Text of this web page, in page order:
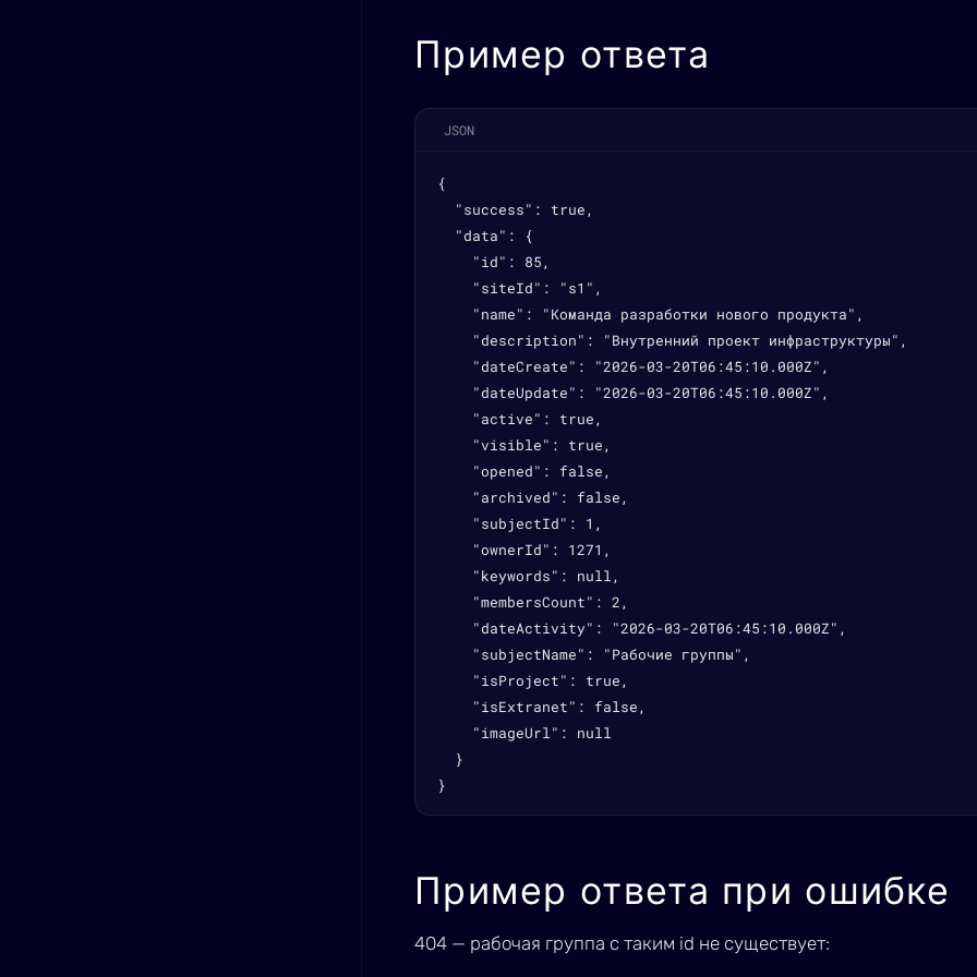
Пример ответа
JSON
{
  "success": true,
  "data": {
    "id": 85,
    "siteId": "s1",
    "name": "Команда разработки нового продукта",
    "description": "Внутренний проект инфраструктуры",
    "dateCreate": "2026-03-20T06:45:10.000Z",
    "dateUpdate": "2026-03-20T06:45:10.000Z",
    "active": true,
    "visible": true,
    "opened": false,
    "archived": false,
    "subjectId": 1,
    "ownerId": 1271,
    "keywords": null,
    "membersCount": 2,
    "dateActivity": "2026-03-20T06:45:10.000Z",
    "subjectName": "Рабочие группы",
    "isProject": true,
    "isExtranet": false,
    "imageUrl": null
  }
}
Пример ответа при ошибке
404 — рабочая группа с таким id не существует: